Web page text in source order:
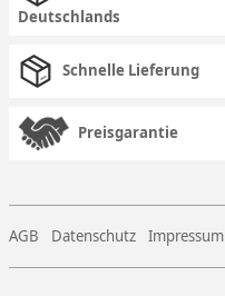
Deutschlands
Schnelle Lieferung
Preisgarantie
AGB Datenschutz Impressum